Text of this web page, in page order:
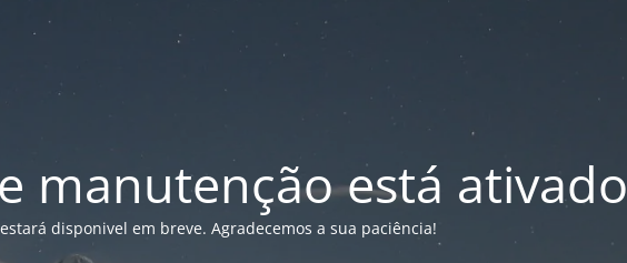
manutenção está ativado
disponivel em breve. Agradecemos a sua paciência!